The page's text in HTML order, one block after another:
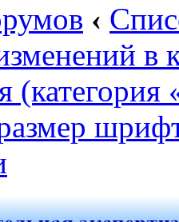
‹
в
(категория